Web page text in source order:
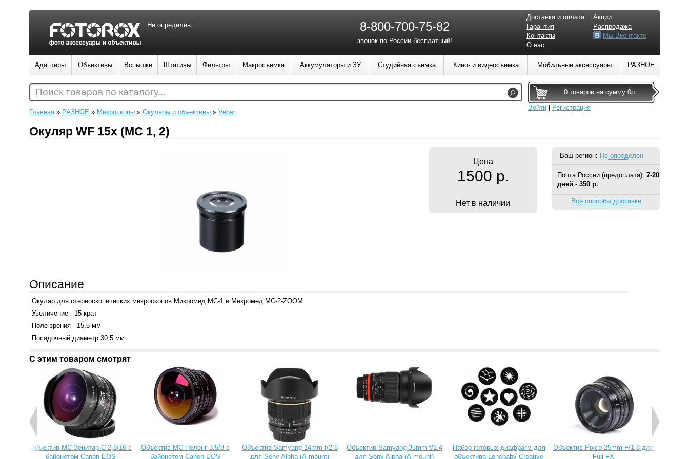
Главная » РАЗНОЕ » Микроскопы » Окуляры и объективы » Veber
Окуляр WF 15х (МС 1, 2)
Ваш регион: Не определен
Почта России (предоплата): 7-20
дней - 350 р.
Все способы доставки
Цена
1500 р.
Нет в наличии
Описание
Окуляр для стереоскопических микроскопов Микромед МС-1 и Микромед МС-2-ZOOM
Увеличение - 15 крат
Поле зрения - 15,5 мм
Посадочный диаметр 30,5 мм
С этим товаром смотрят
Объектив МС Зенитар-C 2,8/16 с
байонетом Canon EOS
Объектив МС Пеленг 3.5/8 с
байонетом Canon EOS
Объектив Samyang 14mm f/2.8
для Sony Alpha (A-mount)
Объектив Samyang 35mm f/1.4
для Sony Alpha (A-mount)
Набор готовых диафрагм для
объектива Lensbaby Creative
Объектив Pixco 25mm F/1.8 для
Fuji FX
Не определен 8-800-700-75-82
звонок по России бесплатный!
Доставка и оплата
Гарантия
Контакты
О нас
Акции
Распродажа
Мы Вконтакте
Адаптеры Объективы Вспышки Штативы Фильтры Макросъемка Аккумуляторы и ЗУ Студийная съемка Кино- и видеосъемка Мобильные аксессуары РАЗНОЕ
0 товаров на сумму 0р.
Войти
Регистрация
Поиск товаров по каталогу...